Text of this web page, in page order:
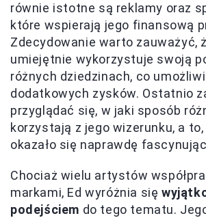
równie istotne są reklamy oraz
które wspierają jego finansową
Zdecydowanie warto zauważyć,
umiejętnie wykorzystuje swoją
różnych dziedzinach, co
dodatkowych zysków. Ostatnio
przyglądać się, w jaki sposób
korzystają z jego wizerunku, a to,
okazało się naprawdę
Chociaż wielu artystów
markami, Ed wyróżnia się
podejściem do tego tematu.